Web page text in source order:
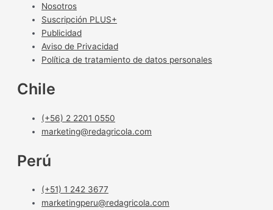
Nosotros
Suscripción PLUS+
Publicidad
Aviso de Privacidad
Política de tratamiento de datos personales
Chile
(+56) 2 2201 0550
marketing@redagricola.com
Perú
(+51) 1 242 3677
marketingperu@redagricola.com